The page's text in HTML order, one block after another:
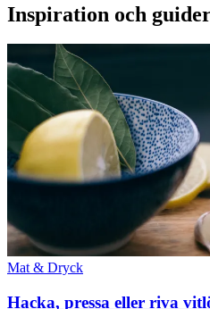
Inspiration och
Mat & Dryck
Hacka, pressa eller riva